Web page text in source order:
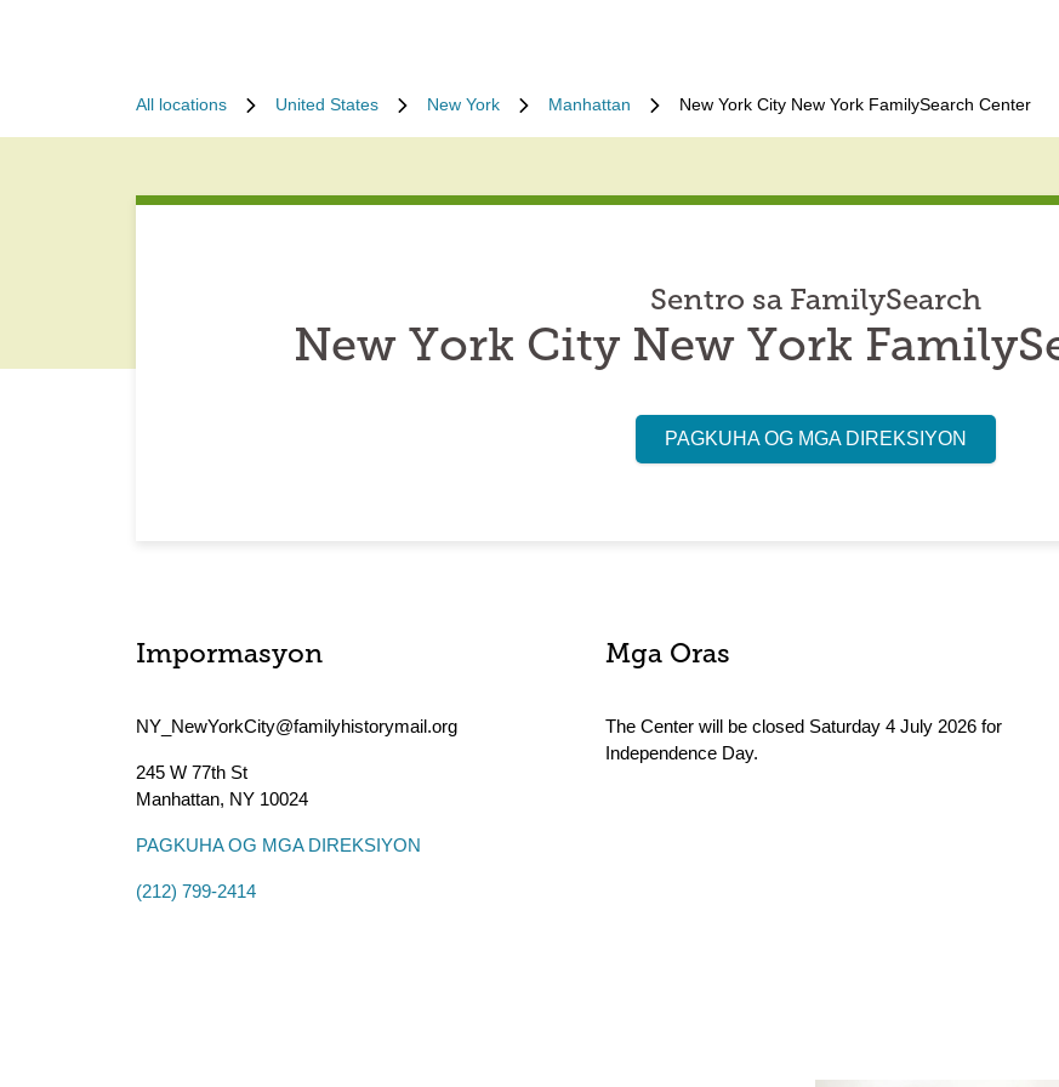
All locations United States New York Manhattan New York City New York FamilySearch Center
Sentro sa FamilySearch
New York City New York
PAGKUHA OG MGA DIREKSIYON
Impormasyon
NY_NewYorkCity@familyhistorymail.org
245 W 77th St
Manhattan, NY 10024
PAGKUHA OG MGA DIREKSIYON
(212) 799-2414
Mga Oras
The Center will be closed Saturday 4 July 2026 for
Independence Day.